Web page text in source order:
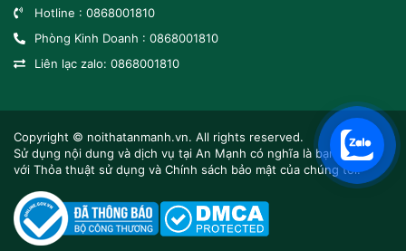
Hotline : 0868001810
Phòng Kinh Doanh : 0868001810
Liên lạc zalo: 0868001810
Copyright © noithatanmanh.vn. All rights reserved.
Sử dụng nội dung và dịch vụ tại An Mạnh có nghĩa là bạn đồng ý
với Thỏa thuật sử dụng và Chính sách bảo mật của chúng tôi.